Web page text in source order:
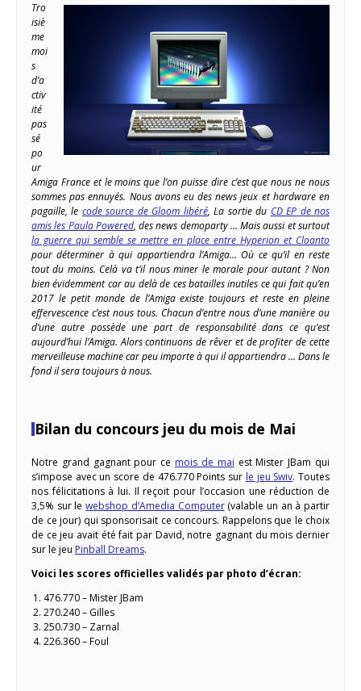
Tro
isiè
me
moi
s
d’a
ctiv
ité
pas
sé
po
ur
Amiga France et le moins que l’on puisse dire c’est que nous ne nous
sommes pas ennuyés. Nous avons eu des news jeux et hardware en
pagaille, le code source de Gloom libéré, La sortie du CD EP de nos
amis les Paula Powered, des news demoparty … Mais aussi et surtout
la guerre qui semble se mettre en place entre Hyperion et Cloanto
pour déterminer à qui appartiendra l’Amiga… Où ce qu’il en reste
tout du moins. Celà va t’il nous miner le morale pour autant ? Non
bien évidemment car au delà de ces batailles inutiles ce qui fait qu’en
2017 le petit monde de l’Amiga existe toujours et reste en pleine
effervescence c’est nous tous. Chacun d’entre nous d’une manière ou
d’une autre possède une part de responsabilité dans ce qu’est
aujourd’hui l’Amiga. Alors continuons de rêver et de profiter de cette
merveilleuse machine car peu importe à qui il appartiendra … Dans le
fond il sera toujours à nous.
Bilan du concours jeu du mois de Mai
Notre grand gagnant pour ce mois de mai est Mister JBam qui
s’impose avec un score de 476.770 Points sur le jeu Swiv. Toutes
nos félicitations à lui. Il reçoit pour l’occasion une réduction de
3,5% sur lewebshop d’Amedia Computer(valable un an à partir
de ce jour) qui sponsorisait ce concours. Rappelons que le choix
de ce jeu avait été fait par David, notre gagnant du mois dernier
sur le jeu Pinball Dreams.
Voici les scores officielles validés par photo d’écran:
476.770 – Mister JBam
270.240 – Gilles
250.730 – Zarnal
226.360 – Foul